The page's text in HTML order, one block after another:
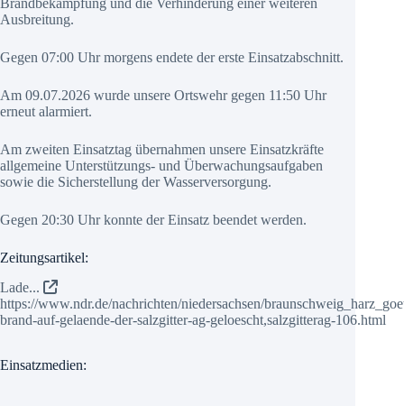
Ausbreitung.
Gegen 07:00 Uhr morgens endete der erste Einsatzabschnitt.
Am 09.07.2026 wurde unsere Ortswehr gegen 11:50 Uhr
erneut alarmiert.
Am zweiten Einsatztag übernahmen unsere Einsatzkräfte
allgemeine Unterstützungs- und Überwachungsaufgaben
sowie die Sicherstellung der Wasserversorgung.
Gegen 20:30 Uhr konnte der Einsatz beendet werden.
Zeitungsartikel:
Lade...
https://www.ndr.de/nachrichten/niedersachsen/
brand-auf-gelaende-der-salzgitter-ag-geloescht,salzgitterag-106.html
Einsatzmedien: